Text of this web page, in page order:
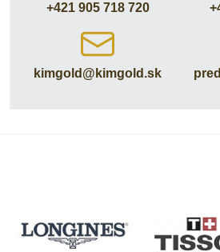
+421 905 718 720
kimgold​@kimgold​.sk